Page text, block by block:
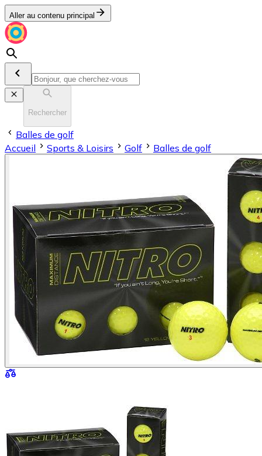
Aller au contenu principal
Rechercher
Balles de golf
Accueil
Sports & Loisirs Golf Balles de golf